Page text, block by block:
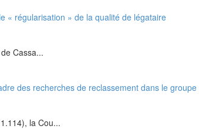
« régularisation » de la qualité de légataire
Cassa...
des recherches de reclassement dans le groupe
la Cou...